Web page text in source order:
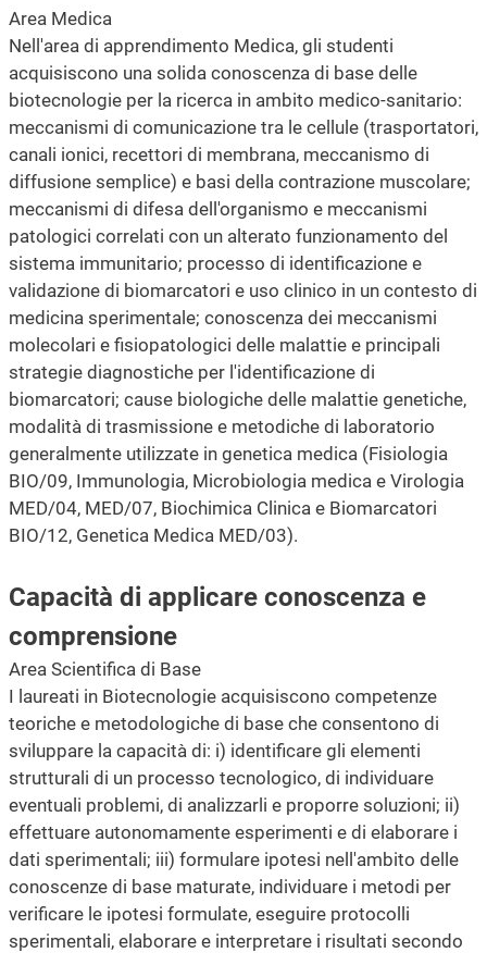
Area Medica
Nell'area di apprendimento Medica, gli studenti
acquisiscono una solida conoscenza di base delle
biotecnologie per la ricerca in ambito medico-sanitario:
meccanismi di comunicazione tra le cellule (trasportatori,
canali ionici, recettori di membrana, meccanismo di
diffusione semplice) e basi della contrazione muscolare;
meccanismi di difesa dell'organismo e meccanismi
patologici correlati con un alterato funzionamento del
sistema immunitario; processo di identificazione e
validazione di biomarcatori e uso clinico in un contesto di
medicina sperimentale; conoscenza dei meccanismi
molecolari e fisiopatologici delle malattie e principali
strategie diagnostiche per l'identificazione di
biomarcatori; cause biologiche delle malattie genetiche,
modalità di trasmissione e metodiche di laboratorio
generalmente utilizzate in genetica medica (Fisiologia
BIO/09, Immunologia, Microbiologia medica e Virologia
MED/04, MED/07, Biochimica Clinica e Biomarcatori
BIO/12, Genetica Medica MED/03).
Capacità di applicare conoscenza e
comprensione
Area Scientifica di Base
I laureati in Biotecnologie acquisiscono competenze
teoriche e metodologiche di base che consentono di
sviluppare la capacità di: i) identificare gli elementi
strutturali di un processo tecnologico, di individuare
eventuali problemi, di analizzarli e proporre soluzioni; ii)
effettuare autonomamente esperimenti e di elaborare i
dati sperimentali; iii) formulare ipotesi nell'ambito delle
conoscenze di base maturate, individuare i metodi per
verificare le ipotesi formulate, eseguire protocolli
sperimentali, elaborare e interpretare i risultati secondo